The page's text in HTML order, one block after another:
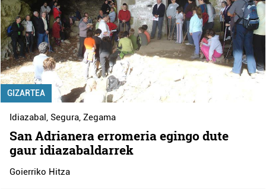
GIZARTEA
Idiazabal, Segura,Zegama
San Adrianera erromeria egingo dute
gaur idiazabaldarrek
Goierriko Hitza